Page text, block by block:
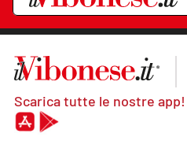
Scarica tutte le nostre app!